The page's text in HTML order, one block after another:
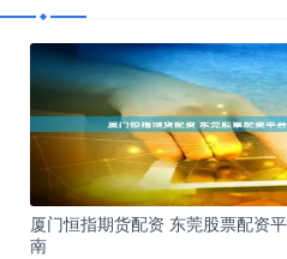
厦门恒指期货配资 东莞股票配资
南